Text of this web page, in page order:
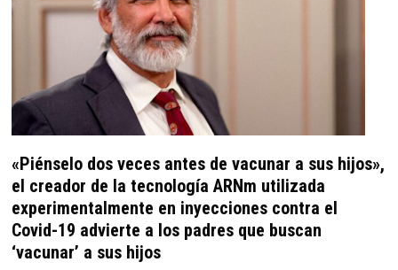
«Piénselo dos veces antes de vacunar a sus hijos»,
el creador de la tecnología ARNm utilizada
experimentalmente en inyecciones contra el
Covid-19 advierte a los padres que buscan
‘vacunar’ a sus hijos